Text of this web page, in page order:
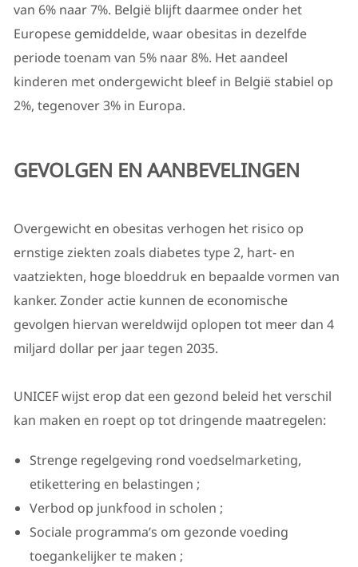
van 6% naar 7%. België blijft daarmee onder het
Europese gemiddelde, waar obesitas in dezelfde
periode toenam van 5% naar 8%. Het aandeel
kinderen met ondergewicht bleef in België stabiel op
2%, tegenover 3% in Europa.
GEVOLGEN EN AANBEVELINGEN
Overgewicht en obesitas verhogen het risico op
ernstige ziekten zoals diabetes type 2, hart- en
vaatziekten, hoge bloeddruk en bepaalde vormen van
kanker. Zonder actie kunnen de economische
gevolgen hiervan wereldwijd oplopen tot meer dan 4
miljard dollar per jaar tegen 2035.
UNICEF wijst erop dat een gezond beleid het verschil
kan maken en roept op tot dringende maatregelen:
Strenge regelgeving rond voedselmarketing,
etikettering en belastingen ;
Verbod op junkfood in scholen ;
Sociale programma’s om gezonde voeding
toegankelijker te maken ;